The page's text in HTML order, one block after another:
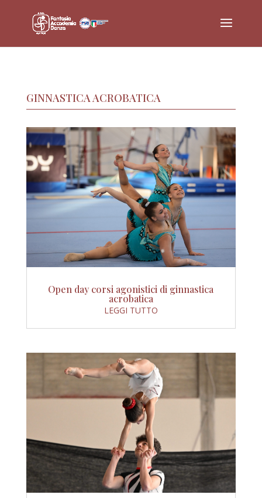
GINNASTICA ACROBATICA
Open day corsi agonistici di ginnastica
acrobatica
LEGGI TUTTO